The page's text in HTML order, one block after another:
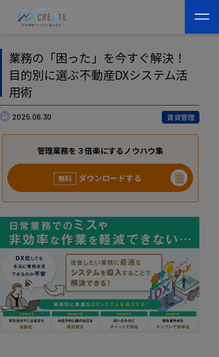
業務の「困った」を今すぐ解決！
目的別に選ぶ不動産DXシステム活
用術
2025.06.30 賃貸管理
管理業務を３倍楽にするノウハウ集
無料 ダウンロードする